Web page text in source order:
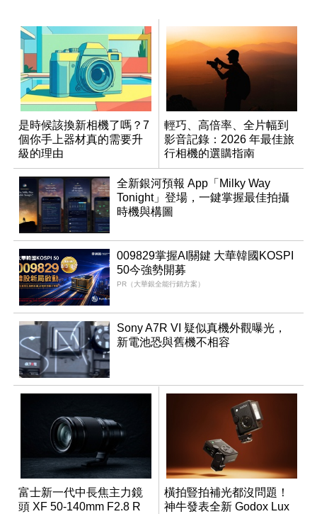
是時候該換新相機了嗎？7
個你手上器材真的需要升
級的理由
輕巧、高倍率、全片幅到
影音記錄：2026 年最佳旅
行相機的選購指南
全新銀河預報 App「Milky Way
Tonight」登場，一鍵掌握最佳拍攝
時機與構圖
009829掌握AI關鍵 大華韓國KOSPI
50今強勢開募
PR（大華銀全能行銷方案）
Sony A7R VI 疑似真機外觀曝光，
新電池恐與舊機不相容
富士新一代中長焦主力鏡
頭 XF 50-140mm F2.8 R
橫拍豎拍補光都沒問題！
神牛發表全新 Godox Lux